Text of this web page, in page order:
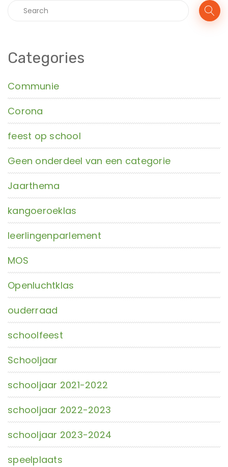
Categories
Communie
Corona
feest op school
Geen onderdeel van een categorie
Jaarthema
kangoeroeklas
leerlingenparlement
MOS
Openluchtklas
ouderraad
schoolfeest
Schooljaar
schooljaar 2021-2022
schooljaar 2022-2023
schooljaar 2023-2024
speelplaats